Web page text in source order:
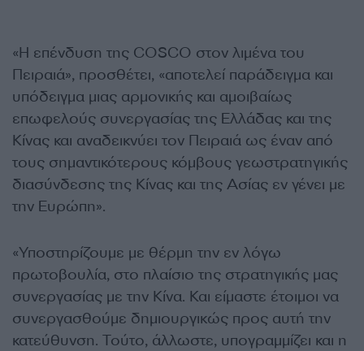
«Η επένδυση της COSCO στον λιμένα του
Πειραιά», προσθέτει, «αποτελεί παράδειγμα και
υπόδειγμα μιας αρμονικής και αμοιβαίως
επωφελούς συνεργασίας της Ελλάδας και της
Κίνας και αναδεικνύει τον Πειραιά ως έναν από
τους σημαντικότερους κόμβους γεωστρατηγικής
διασύνδεσης της Κίνας και της Ασίας εν γένει με
την Ευρώπη».
«Υποστηρίζουμε με θέρμη την εν λόγω
πρωτοβουλία, στο πλαίσιο της στρατηγικής μας
συνεργασίας με την Κίνα. Και είμαστε έτοιμοι να
συνεργασθούμε δημιουργικώς προς αυτή την
κατεύθυνση. Τούτο, άλλωστε, υπογραμμίζει και η